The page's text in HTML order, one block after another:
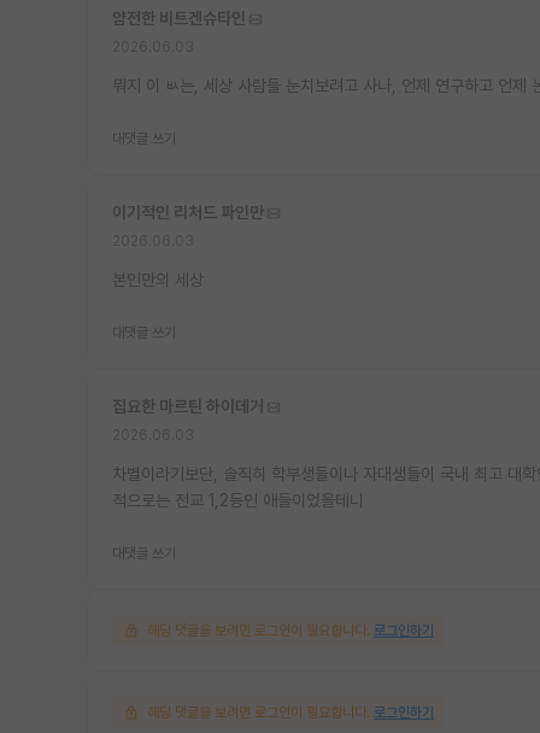
얌전한 비트겐슈타인
뭐지 이 ㅄ는, 세상 사람들 눈치보려고 사나, 언제 연구하고 언제
대댓글 쓰기
이기적인 리처드 파인만
본인만의 세상
대댓글 쓰기
집요한 마르틴 하이데거
차별이라기보단, 솔직히 학부생들이나 자대생들이 국내 최고 대
적으로는 전교 1,2등인 애들이었을테니
대댓글 쓰기
해당 댓글을 보려면 로그인이 필요합니다. 로그인하기
해당 댓글을 보려면 로그인이 필요합니다. 로그인하기